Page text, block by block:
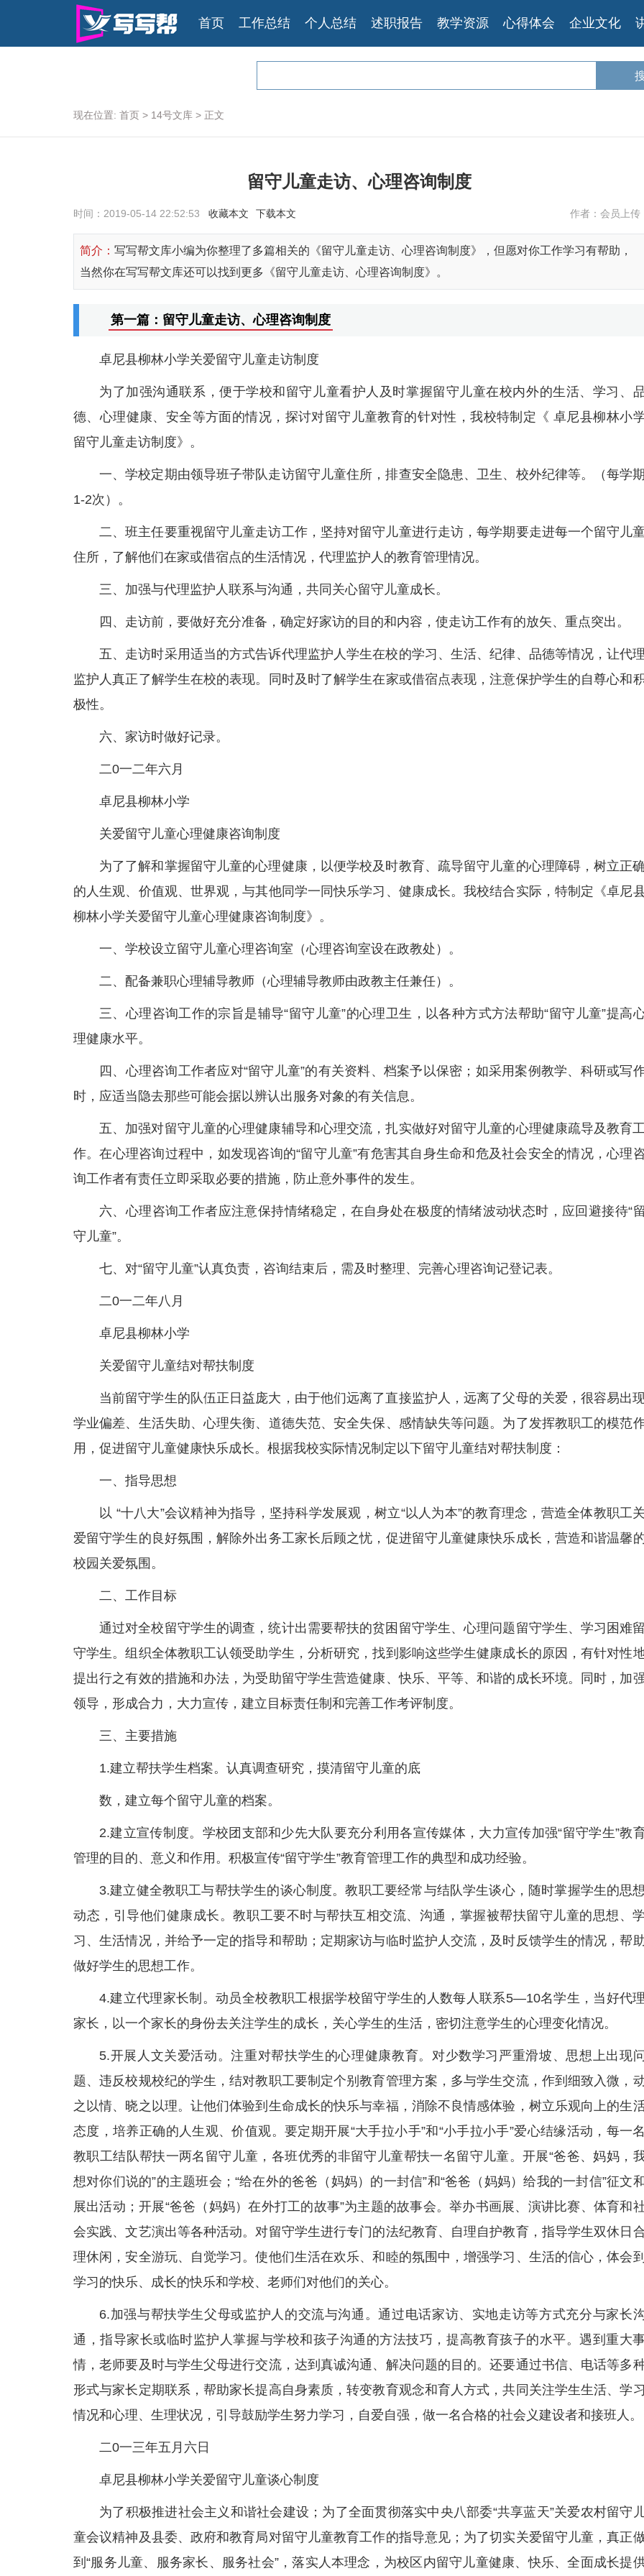
首页 工作总结 个人总结 述职报告 教学资源 心得体会 企业文化
现在位置: 首页 > 14号文库 > 正文
留守儿童走访、心理咨询制度
时间：2019-05-14 22:52:53 收藏本文 下载本文 作者：会员上传
简介： 写写帮文库小编为你整理了多篇相关的《留守儿童走访、心理咨询制度》，但愿对你工作学习有帮助，
当然你在写写帮文库还可以找到更多《留守儿童走访、心理咨询制度》。
第一篇：留守儿童走访、心理咨询制度
卓尼县柳林小学关爱留守儿童走访制度
为了加强沟通联系，便于学校和留守儿童看护人及时掌握留守儿童在校内外的生活、学习、
德、心理健康、安全等方面的情况，探讨对留守儿童教育的针对性，我校特制定《 卓尼县柳林小
留守儿童走访制度》。
一、学校定期由领导班子带队走访留守儿童住所，排查安全隐患、卫生、校外纪律等。（每学期
1-2次）。
二、班主任要重视留守儿童走访工作，坚持对留守儿童进行走访，每学期要走进每一个留守儿
住所，了解他们在家或借宿点的生活情况，代理监护人的教育管理情况。
三、加强与代理监护人联系与沟通，共同关心留守儿童成长。
四、走访前，要做好充分准备，确定好家访的目的和内容，使走访工作有的放矢、重点突出。
五、走访时采用适当的方式告诉代理监护人学生在校的学习、生活、纪律、品德等情况，让代理
监护人真正了解学生在校的表现。同时及时了解学生在家或借宿点表现，注意保护学生的自尊心和
极性。
六、家访时做好记录。
二0一二年六月
卓尼县柳林小学
关爱留守儿童心理健康咨询制度
为了了解和掌握留守儿童的心理健康，以便学校及时教育、疏导留守儿童的心理障碍，树立正确
的人生观、价值观、世界观，与其他同学一同快乐学习、健康成长。我校结合实际，特制定《卓尼
柳林小学关爱留守儿童心理健康咨询制度》。
一、学校设立留守儿童心理咨询室（心理咨询室设在政教处）。
二、配备兼职心理辅导教师（心理辅导教师由政教主任兼任）。
三、心理咨询工作的宗旨是辅导“留守儿童”的心理卫生，以各种方式方法帮助“留守儿童”提高
理健康水平。
四、心理咨询工作者应对“留守儿童”的有关资料、档案予以保密；如采用案例教学、科研或写
时，应适当隐去那些可能会据以辨认出服务对象的有关信息。
五、加强对留守儿童的心理健康辅导和心理交流，扎实做好对留守儿童的心理健康疏导及教育工
作。在心理咨询过程中，如发现咨询的“留守儿童”有危害其自身生命和危及社会安全的情况，心理
询工作者有责任立即采取必要的措施，防止意外事件的发生。
六、心理咨询工作者应注意保持情绪稳定，在自身处在极度的情绪波动状态时，应回避接待“留
守儿童”。
七、对“留守儿童”认真负责，咨询结束后，需及时整理、完善心理咨询记登记表。
二0一二年八月
卓尼县柳林小学
关爱留守儿童结对帮扶制度
当前留守学生的队伍正日益庞大，由于他们远离了直接监护人，远离了父母的关爱，很容易出
学业偏差、生活失助、心理失衡、道德失范、安全失保、感情缺失等问题。为了发挥教职工的模范
用，促进留守儿童健康快乐成长。根据我校实际情况制定以下留守儿童结对帮扶制度：
一、指导思想
以 “十八大”会议精神为指导，坚持科学发展观，树立“以人为本”的教育理念，营造全体教职工关
爱留守学生的良好氛围，解除外出务工家长后顾之忧，促进留守儿童健康快乐成长，营造和谐温馨
校园关爱氛围。
二、工作目标
通过对全校留守学生的调查，统计出需要帮扶的贫困留守学生、心理问题留守学生、学习困难留
守学生。组织全体教职工认领受助学生，分析研究，找到影响这些学生健康成长的原因，有针对性
提出行之有效的措施和办法，为受助留守学生营造健康、快乐、平等、和谐的成长环境。同时，加
领导，形成合力，大力宣传，建立目标责任制和完善工作考评制度。
三、主要措施
1.建立帮扶学生档案。认真调查研究，摸清留守儿童的底
数，建立每个留守儿童的档案。
2.建立宣传制度。学校团支部和少先大队要充分利用各宣传媒体，大力宣传加强“留守学生”教
管理的目的、意义和作用。积极宣传“留守学生”教育管理工作的典型和成功经验。
3.建立健全教职工与帮扶学生的谈心制度。教职工要经常与结队学生谈心，随时掌握学生的思想
动态，引导他们健康成长。教职工要不时与帮扶互相交流、沟通，掌握被帮扶留守儿童的思想、学
习、生活情况，并给予一定的指导和帮助；定期家访与临时监护人交流，及时反馈学生的情况，帮
做好学生的思想工作。
4.建立代理家长制。动员全校教职工根据学校留守学生的人数每人联系5—10名学生，当好代理
家长，以一个家长的身份去关注学生的成长，关心学生的生活，密切注意学生的心理变化情况。
5.开展人文关爱活动。注重对帮扶学生的心理健康教育。对少数学习严重滑坡、思想上出现问
题、违反校规校纪的学生，结对教职工要制定个别教育管理方案，多与学生交流，作到细致入微，
之以情、晓之以理。让他们体验到生命成长的快乐与幸福，消除不良情感体验，树立乐观向上的生
态度，培养正确的人生观、价值观。要定期开展“大手拉小手”和“小手拉小手”爱心结缘活动，每一名
教职工结队帮扶一两名留守儿童，各班优秀的非留守儿童帮扶一名留守儿童。开展“爸爸、妈妈，
想对你们说的”的主题班会；“给在外的爸爸（妈妈）的一封信”和“爸爸（妈妈）给我的一封信”征文和
展出活动；开展“爸爸（妈妈）在外打工的故事”为主题的故事会。举办书画展、演讲比赛、体育和
会实践、文艺演出等各种活动。对留守学生进行专门的法纪教育、自理自护教育，指导学生双休日
理休闲，安全游玩、自觉学习。使他们生活在欢乐、和睦的氛围中，增强学习、生活的信心，体会到
学习的快乐、成长的快乐和学校、老师们对他们的关心。
6.加强与帮扶学生父母或监护人的交流与沟通。通过电话家访、实地走访等方式充分与家长
通，指导家长或临时监护人掌握与学校和孩子沟通的方法技巧，提高教育孩子的水平。遇到重大
情，老师要及时与学生父母进行交流，达到真诚沟通、解决问题的目的。还要通过书信、电话等多
形式与家长定期联系，帮助家长提高自身素质，转变教育观念和育人方式，共同关注学生生活、学习
情况和心理、生理状况，引导鼓励学生努力学习，自爱自强，做一名合格的社会义建设者和接班人。
二0一三年五月六日
卓尼县柳林小学关爱留守儿童谈心制度
为了积极推进社会主义和谐社会建设；为了全面贯彻落实中央八部委“共享蓝天”关爱农村留守
童会议精神及县委、政府和教育局对留守儿童教育工作的指导意见；为了切实关爱留守儿童，真正
到“服务儿童、服务家长、服务社会”，落实人本理念，为校区内留守儿童健康、快乐、全面成长提